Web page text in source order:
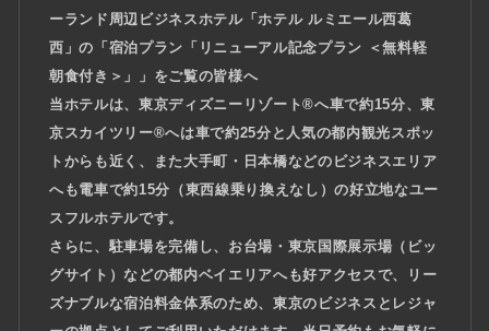
ーランド周辺ビジネスホテル「ホテル ルミエール西葛
西」の「宿泊プラン「リニューアル記念プラン ＜無料軽
朝食付き＞」」をご覧の皆様へ
当ホテルは、東京ディズニーリゾート®へ車で約15分、東
京スカイツリー®へは車で約25分と人気の都内観光スポッ
トからも近く、また大手町・日本橋などのビジネスエリア
へも電車で約15分（東西線乗り換えなし）の好立地なユー
スフルホテルです。
さらに、駐車場を完備し、お台場・東京国際展示場（ビッ
グサイト）などの都内ベイエリアへも好アクセスで、リー
ズナブルな宿泊料金体系のため、東京のビジネスとレジャ